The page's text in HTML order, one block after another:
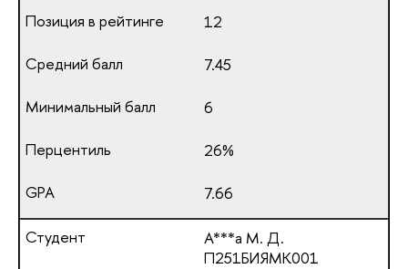
12
7.45
6
26%
7.66
А***а М. Д.
П251БИЯМК001